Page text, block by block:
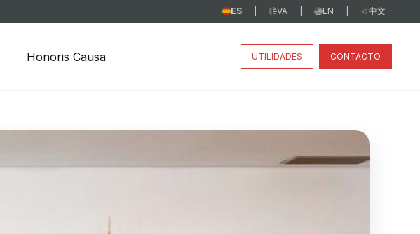
ES VA EN 中文
Honoris Causa UTILIDADES CONTACTO